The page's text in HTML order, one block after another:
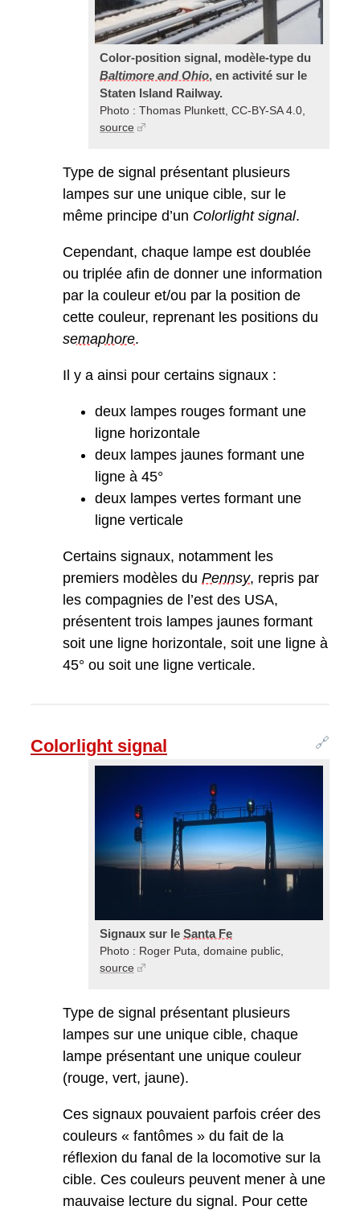
Color-position signal, modèle-type du
Baltimore and Ohio, en activité sur le
Staten Island Railway.
Photo : Thomas Plunkett, CC-BY-SA 4.0,
source
Type de signal présentant plusieurs
lampes sur une unique cible, sur le
même principe d’un Colorlight signal.
Cependant, chaque lampe est doublée
ou triplée afin de donner une information
par la couleur et/ou par la position de
cette couleur, reprenant les positions du
semaphore.
Il y a ainsi pour certains signaux :
deux lampes rouges formant une
ligne horizontale
deux lampes jaunes formant une
ligne à 45°
deux lampes vertes formant une
ligne verticale
Certains signaux, notamment les
premiers modèles du Pennsy, repris par
les compagnies de l’est des USA,
présentent trois lampes jaunes formant
soit une ligne horizontale, soit une ligne à
45° ou soit une ligne verticale.
🔗
Colorlight signal
Signaux sur le Santa Fe
Photo : Roger Puta, domaine public,
source
Type de signal présentant plusieurs
lampes sur une unique cible, chaque
lampe présentant une unique couleur
(rouge, vert, jaune).
Ces signaux pouvaient parfois créer des
couleurs « fantômes » du fait de la
réflexion du fanal de la locomotive sur la
cible. Ces couleurs peuvent mener à une
mauvaise lecture du signal. Pour cette